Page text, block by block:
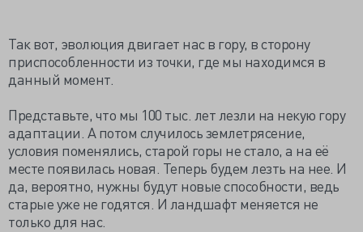
Так вот, эволюция двигает нас в гору, в сторону
приспособленности из точки, где мы находимся в
данный момент.
Представьте, что мы 100 тыс. лет лезли на некую гору
адаптации. А потом случилось землетрясение,
условия поменялись, старой горы не стало, а на её
месте появилась новая. Теперь будем лезть на нее. И
да, вероятно, нужны будут новые способности, ведь
старые уже не годятся. И ландшафт меняется не
только для нас.